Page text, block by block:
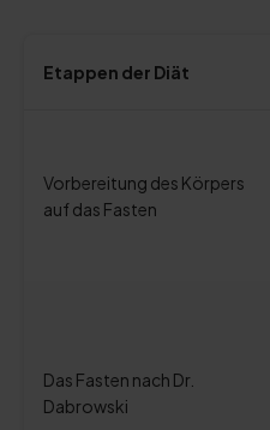
Etappen der Diät
Vorbereitung des Körpers
auf das Fasten
Das Fasten nach Dr.
Dabrowski